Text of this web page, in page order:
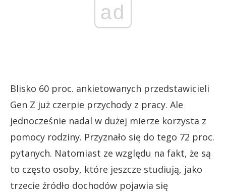
ad
Blisko 60 proc. ankietowanych przedstawicieli
Gen Z już czerpie przychody z pracy. Ale
jednocześnie nadal w dużej mierze korzysta z
pomocy rodziny. Przyznało się do tego 72 proc.
pytanych. Natomiast ze względu na fakt, że są
to często osoby, które jeszcze studiują, jako
trzecie źródło dochodów pojawia się